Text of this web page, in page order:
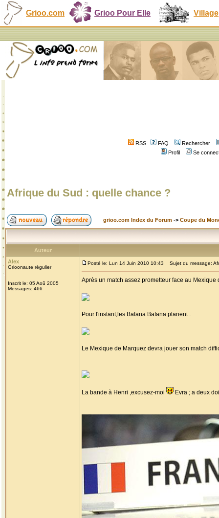
Grioo.com Grioo Pour Elle Village
RSS FAQ
Rechercher
Profil
Se
Afrique du Sud : quelle chance ?
grioo.com Index du Forum -> Coupe du
Auteur
Alex
Grioonaute régulier
Inscrit le: 05 Aoû 2005
Messages: 466
Posté le: Lun 14 Juin 2010 10:43 Sujet du message:
Après un match assez prometteur face au
Pour l'instant,les Bafana Bafana planent :
Le Mexique de Marquez devra jouer son match
La bande à Henri ,excusez-moi Evra ; a deux